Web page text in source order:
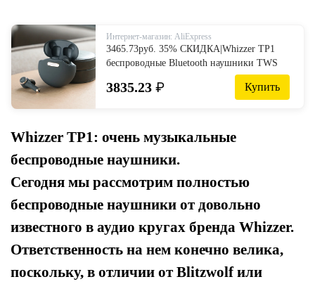
Интернет-магазин: AliExpress
3465.73руб. 35% СКИДКА|Whizzer TP1
беспроводные Bluetooth наушники TWS
V5.0 водонепроницаемые IPX5 вкладыши
3D стерео беспроводные наушники с
AliExpress
3835.23 ₽ Купить
Whizzer TP1: очень музыкальные
беспроводные наушники.
Сегодня мы рассмотрим полностью
беспроводные наушники от довольно
известного в аудио кругах бренда Whizzer.
Ответственность на нем конечно велика,
поскольку, в отличии от Blitzwolf или